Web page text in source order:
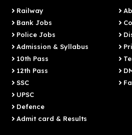
Railway
Bank Jobs
Police Jobs
Admission & Syllabus
10th Pass
12th Pass
SSC
UPSC
Defence
Admit card & Results